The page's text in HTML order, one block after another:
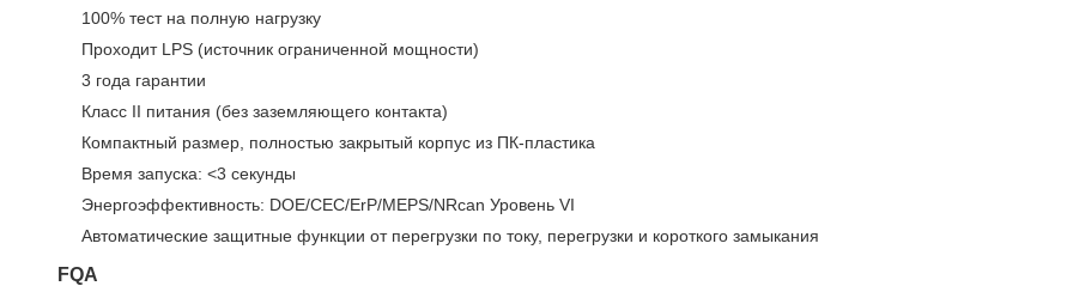
100% тест на полную нагрузку
Проходит LPS (источник ограниченной мощности)
3 года гарантии
Класс II питания (без заземляющего контакта)
Компактный размер, полностью закрытый корпус из ПК-пластика
Время запуска: <3 секунды
Энергоэффективность: DOE/CEC/ErP/MEPS/NRcan Уровень VI
Автоматические защитные функции от перегрузки по току, перегрузки и короткого замыкания
FQA